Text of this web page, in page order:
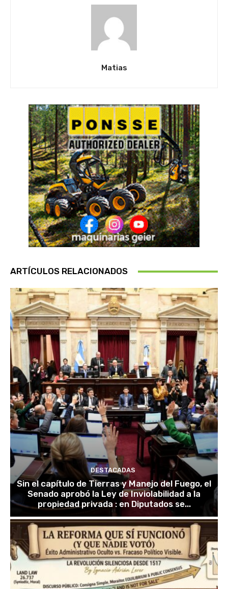
Matias
ARTÍCULOS RELACIONADOS
DESTACADAS
Sin el capítulo de Tierras y Manejo del Fuego, el
Senado aprobó la Ley de Inviolabilidad a la
propiedad privada : en Diputados se...